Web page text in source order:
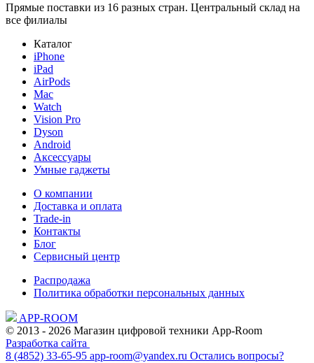
Прямые поставки из 16 разных стран. Центральный склад на
все филиалы
Каталог
iPhone
iPad
AirPods
Mac
Watch
Vision Pro
Dyson
Android
Аксессуары
Умные гаджеты
О компании
Доставка и оплата
Trade-in
Контакты
Блог
Сервисный центр
Распродажа
Политика обработки персональных данных
APP-ROOM
© 2013 - 2026 Магазин цифровой техники App-Room
Разработка сайта
8 (4852) 33-65-95 app-room@yandex.ru Остались вопросы?